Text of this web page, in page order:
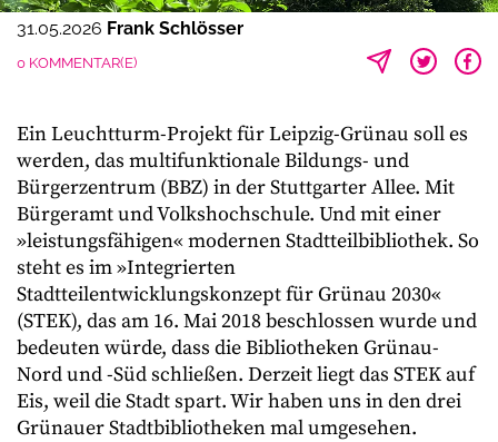
31.05.2026 Frank Schlösser
0 KOMMENTAR(E)
Ein Leuchtturm-Projekt für Leipzig-Grünau soll es
werden, das multifunktionale Bildungs- und
Bürgerzentrum (BBZ) in der Stuttgarter Allee. Mit
Bürgeramt und Volkshochschule. Und mit einer
»leistungsfähigen« modernen Stadtteilbibliothek. So
steht es im »Integrierten
Stadtteilentwicklungskonzept für Grünau 2030«
(STEK), das am 16. Mai 2018 beschlossen wurde und
bedeuten würde, dass die Bibliotheken Grünau-
Nord und -Süd schließen. Derzeit liegt das STEK auf
Eis, weil die Stadt spart. Wir haben uns in den drei
Grünauer Stadtbibliotheken mal umgesehen.